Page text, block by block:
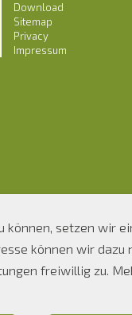
Download
Sitemap
Privacy
Impressum
setzen wir
können wir
freiwillig zu.